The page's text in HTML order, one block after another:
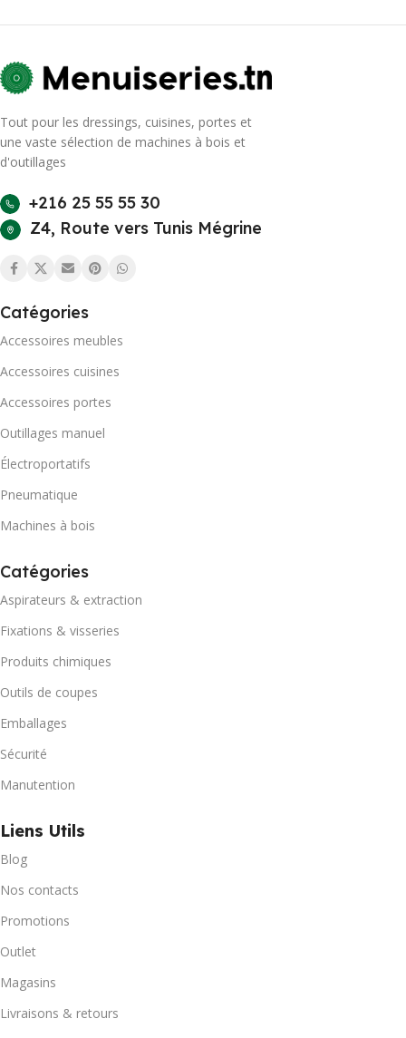
Tout pour les dressings, cuisines, portes et
une vaste sélection de machines à bois et
d'outillages
+216 25 55 55 30
Z4, Route vers Tunis Mégrine
Catégories
Accessoires meubles
Accessoires cuisines
Accessoires portes
Outillages manuel
Électroportatifs
Pneumatique
Machines à bois
Catégories
Aspirateurs & extraction
Fixations & visseries
Produits chimiques
Outils de coupes
Emballages
Sécurité
Manutention
Liens Utils
Blog
Nos contacts
Promotions
Outlet
Magasins
Livraisons & retours